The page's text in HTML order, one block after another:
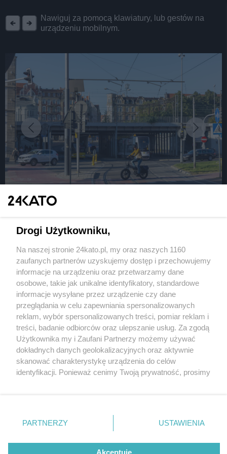
Nawiguj za pomocą klawiatury, lub gestów na
urządzeniu mobilnym.
budowy węzła przesiadkowego przy św. Jana
2 / 2
Widok na wiadukt od strony
ul. św. Jana
Wróć do artykułu:
Katowice z umową na dofinansowanie dla
budowy węzła przesiadkowego przy św. Jana
Wydawca mediów lokalnych
Nie zapomnij
zapoznać się z:
polityką prywatności regulamin korzystania z portali
Twojemiasto
Piekary Śląskie
Chorzów
Tarnowskie Góry
Gliwice
Skontakuj sięz nami
Kontakt
Wydawca
Redakcja
Drogi Użytkowniku,
Na naszej stronie 24kato.pl, my oraz naszych 1160
zaufanych partnerów uzyskujemy dostęp i przechowujemy
informacje na urządzeniu oraz przetwarzamy dane
osobowe, takie jak unikalne identyfikatory, standardowe
informacje wysyłane przez urządzenie czy dane
przeglądania w celu zapewniania spersonalizowanych
reklam, wybór spersonalizowanych treści, pomiar reklam i
treści, badanie odbiorców oraz ulepszanie usług. Za zgodą
Użytkownika my i Zaufani Partnerzy możemy używać
dokładnych danych geolokalizacyjnych oraz aktywnie
skanować charakterystykę urządzenia do celów
identyfikacji. Ponieważ cenimy Twoją prywatność, prosimy
prywatności znajdujący się w lewym dolnym rogu strony
. Niektóre rodzaje przetwarzania danych nie wymagają
zgody użytkownika, ale masz prawo sprzeciwić się
takiemu przetwarzaniu. Preferencje będą miały
PARTNERZY USTAWIENIA
Akceptuję